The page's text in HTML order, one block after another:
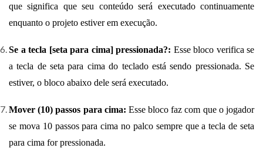
que significa que seu conteúdo será executado continuamente
enquanto o projeto estiver em execução.
Se a tecla [seta para cima] pressionada?: Esse bloco verifica se
a tecla de seta para cima do teclado está sendo pressionada. Se
estiver, o bloco abaixo dele será executado.
Mover (10) passos para cima: Esse bloco faz com que o jogador
se mova 10 passos para cima no palco sempre que a tecla de seta
para cima for pressionada.